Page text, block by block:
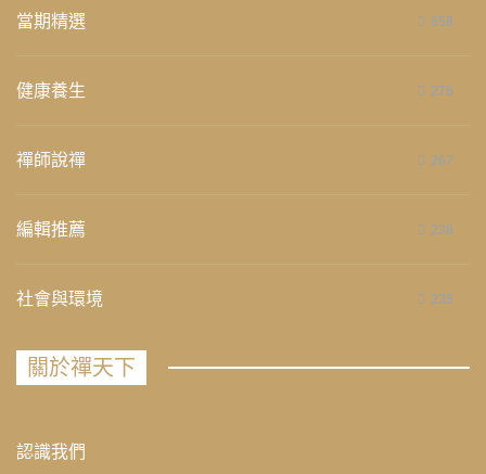
當期精選 658
健康養生 276
禪師說禪 267
編輯推薦 236
社會與環境 235
關於禪天下
認識我們